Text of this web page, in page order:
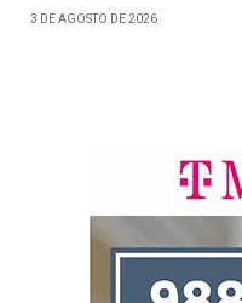
3 DE AGOSTO DE 2026